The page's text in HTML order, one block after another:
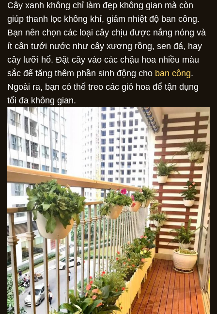
Cây xanh không chỉ làm đẹp không gian mà còn
giúp thanh lọc không khí, giảm nhiệt độ ban công.
Bạn nên chọn các loại cây chịu được nắng nóng và
ít cần tưới nước như cây xương rồng, sen đá, hay
cây lưỡi hổ. Đặt cây vào các chậu hoa nhiều màu
sắc để tăng thêm phần sinh động cho ban công.
Ngoài ra, bạn có thể treo các giỏ hoa để tận dụng
tối đa không gian.